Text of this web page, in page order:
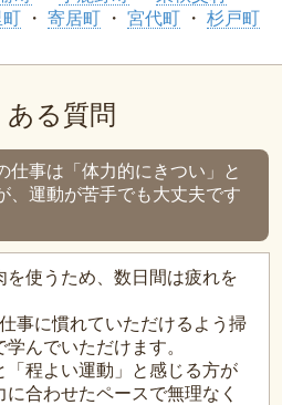
寄居町 宮代町 杉戸町
ある質問
仕事は「体力的にきつい」と
、運動が苦手でも大丈夫です
使うため、数日間は疲れを
事に慣れていただけるよう掃
んでいただけます。
「程よい運動」と感じる方が
合わせたペースで無理なく